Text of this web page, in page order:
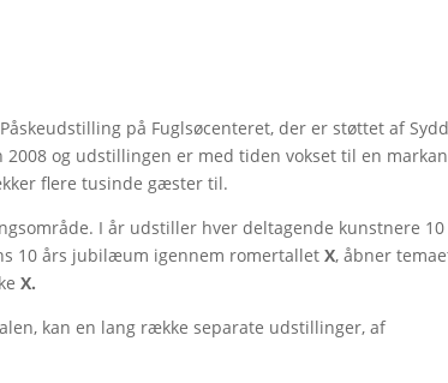
på Fuglsøcenteret, der er støttet af
og udstillingen er med tiden vokset til en
flere tusinde gæster til.
I år udstiller hver deltagende kunstnere 10
10 års jubilæum igennem romertalletX, åbner
X.
kan en lang række separate udstillinger, af